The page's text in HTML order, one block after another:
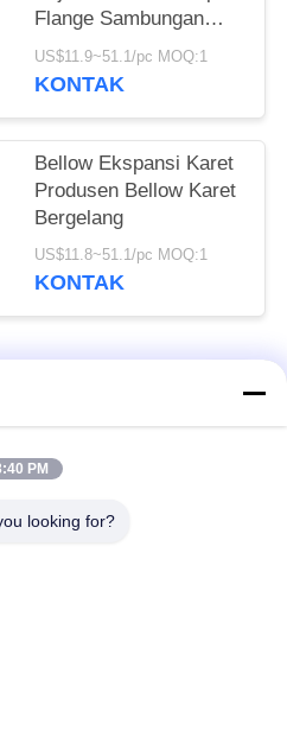
Flange Sambungan
Ekspansi Pipa Khusus
US$11.9~51.1/pc MOQ:1
KONTAK
Bellow Ekspansi Karet
Produsen Bellow Karet
Bergelang
US$11.8~51.1/pc MOQ:1
KONTAK
Sambungan Ekspansi
PM
looking for?